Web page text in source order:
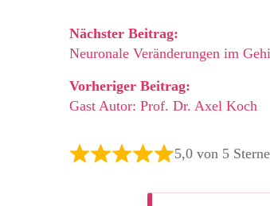
Vorheriger Beitrag:
Gast Autor: Prof. Dr. Axel Koch
Nächster Beitrag:
Neuronale Veränderungen im
5,0 von 5